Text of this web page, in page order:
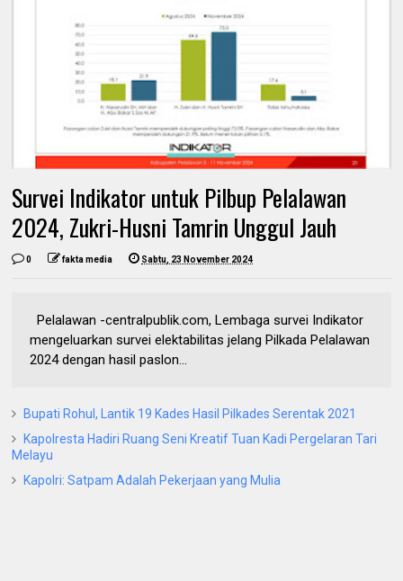
Survei Indikator untuk Pilbup Pelalawan
2024, Zukri-Husni Tamrin Unggul Jauh
0 fakta media Sabtu, 23 November 2024
Pelalawan -centralpublik.com, Lembaga survei Indikator
mengeluarkan survei elektabilitas jelang Pilkada Pelalawan
2024 dengan hasil paslon...
Bupati Rohul, Lantik 19 Kades Hasil Pilkades Serentak 2021
Kapolresta Hadiri Ruang Seni Kreatif Tuan Kadi Pergelaran Tari
Melayu
Kapolri: Satpam Adalah Pekerjaan yang Mulia